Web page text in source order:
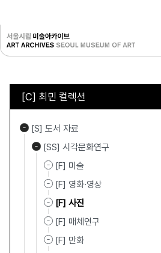
[C] 최민 컬렉션
[S] 도서 자료
[SS] 시각문화연구
[F] 미술
[F] 영화·영상
[F] 사진
[F] 매체연구
[F] 만화